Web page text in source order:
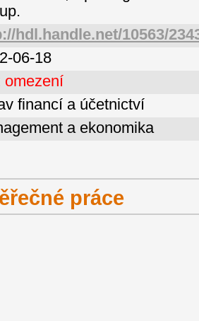
hdl.handle.net/10563/
06-18
omezení
financí a účetnictví
a ekonomika
práce